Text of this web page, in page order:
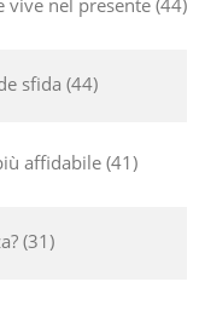
sfida 44
affidabile 41
31